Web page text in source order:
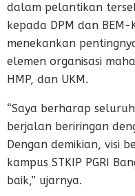
dalam pelantikan
kepada DPM dan
menekankan
elemen organisasi
HMP, dan UKM.
“Saya berharap
berjalan beriringan
Dengan demikian, visi
kampus STKIP PGRI
baik,” ujarnya.